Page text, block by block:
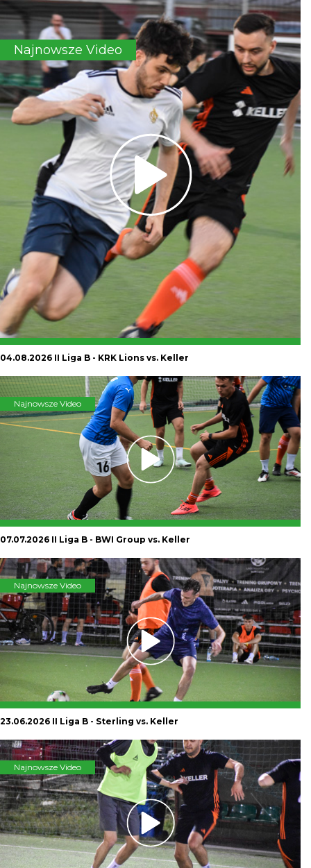
Najnowsze Video
04.08.2026 II Liga B - KRK Lions vs. Keller
Najnowsze Video
07.07.2026 II Liga B - BWI Group vs. Keller
Najnowsze Video
23.06.2026 II Liga B - Sterling vs. Keller
Najnowsze Video